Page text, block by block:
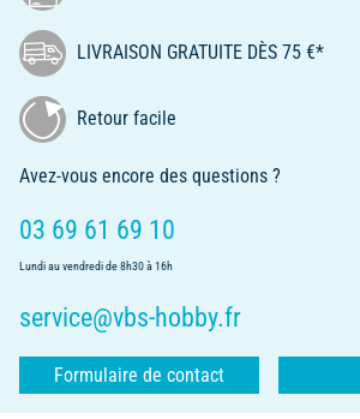
LIVRAISON GRATUITE DÈS 75 €*
Retour facile
Avez-vous encore des questions ?
03 69 61 69 10
Lundi au vendredi de 8h30 à 16h
service@vbs-hobby.fr
Formulaire de contact